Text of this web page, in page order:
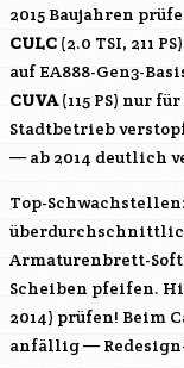
2015 Baujahren
CULC (2.0 TSI, 211
auf EA888-Gen3-
CUVA(115 PS) nur
Stadtbetrieb
— ab 2014 deutlich
Top-
Armaturenbrett-
Scheiben pfeifen.
2014) prüfen! Beim
anfällig —